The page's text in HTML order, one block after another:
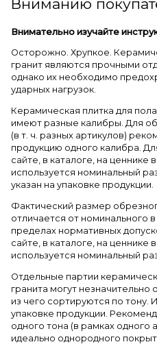
Вниманию
Внимательно изучайте
Осторожно. Хрупкое.
гранит являются прочными
однако их необходимо
ударных нагрузок.
Керамическая плитка для
имеют разные калибры. Для
(в т. ч. разных артикулов)
продукцию одного калибра.
сайте, в каталоге, на ценнике
используется номинальный
указан на упаковке продукции.
Фактический размер
отличается от номинального
пределах нормативных
сайте, в каталоге, на ценнике
используется номинальный
Отдельные партии
гранита могут незначительно
из чего сортируются по тону.
упаковке продукции.
одного тона (в рамках одного
идеально однородного